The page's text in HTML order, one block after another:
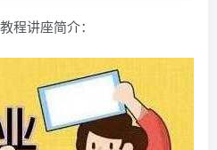
程讲座简介：